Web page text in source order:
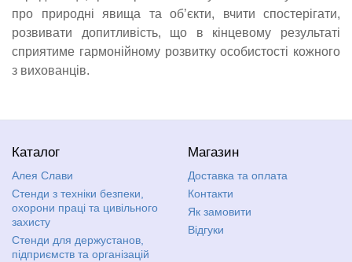
про природні явища та об’єкти, вчити спостерігати,
розвивати допитливість, що в кінцевому результаті
сприятиме гармонійному розвитку особистості кожного
з вихованців.
Каталог
Алея Слави
Стенди з техніки безпеки,
охорони праці та цивільного
захисту
Стенди для держустанов,
підприємств та організацій
Магазин
Доставка та оплата
Контакти
Як замовити
Відгуки